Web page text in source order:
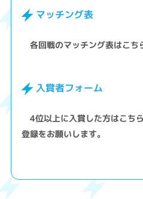
マッチング表
各回戦のマッチング表はこち
入賞者フォーム
4位以上に入賞した方はこち
登録をお願いします。